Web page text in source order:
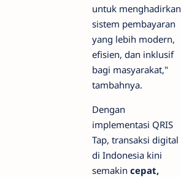
untuk menghadirkan
sistem pembayaran
yang lebih modern,
efisien, dan inklusif
bagi masyarakat,"
tambahnya.
Dengan
implementasi QRIS
Tap, transaksi digital
di Indonesia kini
semakin cepat,